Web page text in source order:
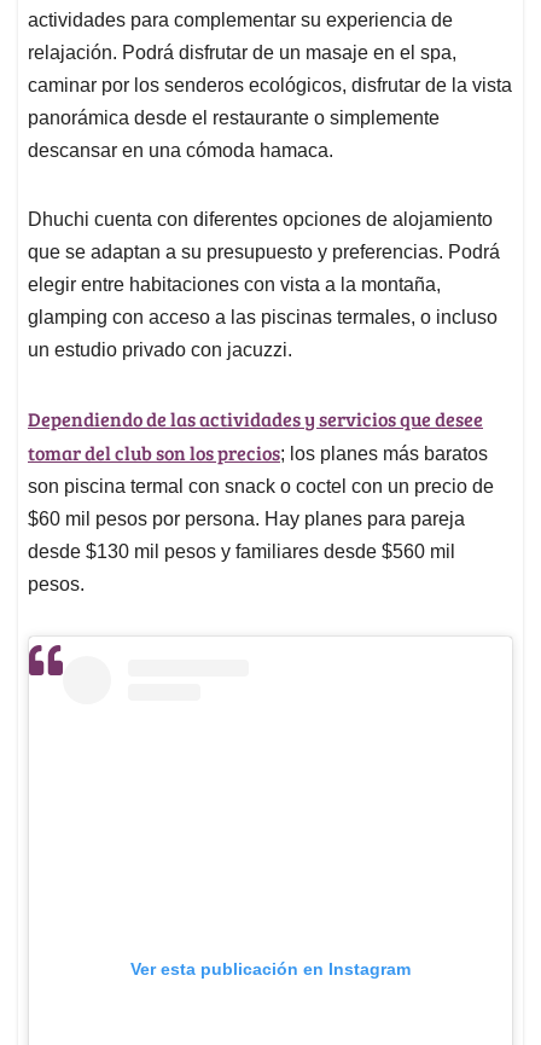
actividades para complementar su experiencia de
relajación. Podrá disfrutar de un masaje en el spa,
caminar por los senderos ecológicos, disfrutar de la vista
panorámica desde el restaurante o simplemente
descansar en una cómoda hamaca.
Dhuchi cuenta con diferentes opciones de alojamiento
que se adaptan a su presupuesto y preferencias. Podrá
elegir entre habitaciones con vista a la montaña,
glamping con acceso a las piscinas termales, o incluso
un estudio privado con jacuzzi.
Dependiendo de las actividades y servicios que desee
tomar del club son los precios; los planes más baratos
son piscina termal con snack o coctel con un precio de
$60 mil pesos por persona. Hay planes para pareja
desde $130 mil pesos y familiares desde $560 mil
pesos.
Ver esta publicación en Instagram